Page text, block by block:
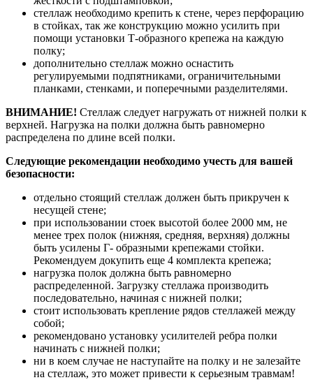
стеллаж необходимо крепить к стене, через перфорацию
в стойках, так же конструкцию можно усилить при
помощи установки Т-образного крепежа на каждую
полку;
дополнительно стеллаж можно оснастить
регулируемыми подпятниками, ограничительными
планками, стенками, и поперечными разделителями.
ВНИМАНИЕ! Стеллаж следует нагружать от нижней полки к
верхней. Нагрузка на полки должна быть равномерно
распределена по длине всей полки.
Следующие рекомендации необходимо учесть для вашей
безопасности:
отдельно стоящий стеллаж должен быть прикручен к
несущей стене;
при использовании стоек высотой более 2000 мм, не
менее трех полок (нижняя, средняя, верхняя) должны
быть усилены Г- образными крепежами стойки.
Рекомендуем докупить еще 4 комплекта крепежа;
нагрузка полок должна быть равномерно
распределенной. Загрузку стеллажа производить
последовательно, начиная с нижней полки;
стоит использовать крепление рядов стеллажей между
собой;
рекомендовано установку усилителей ребра полки
начинать с нижней полки;
ни в коем случае не наступайте на полку и не залезайте
на стеллаж, это может привести к серьезным травмам!